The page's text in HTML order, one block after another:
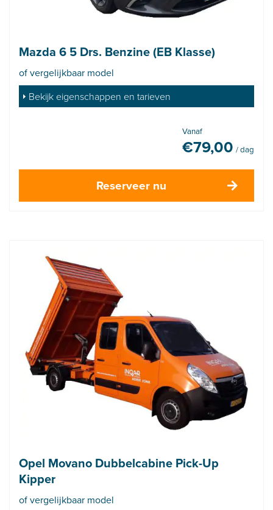
Mazda 6 5 Drs. Benzine (EB Klasse)
of vergelijkbaar model
Bekijk eigenschappen en tarieven
Vanaf
€79,00 / dag
Reserveer nu
Opel Movano Dubbelcabine Pick-Up
Kipper
of vergelijkbaar model